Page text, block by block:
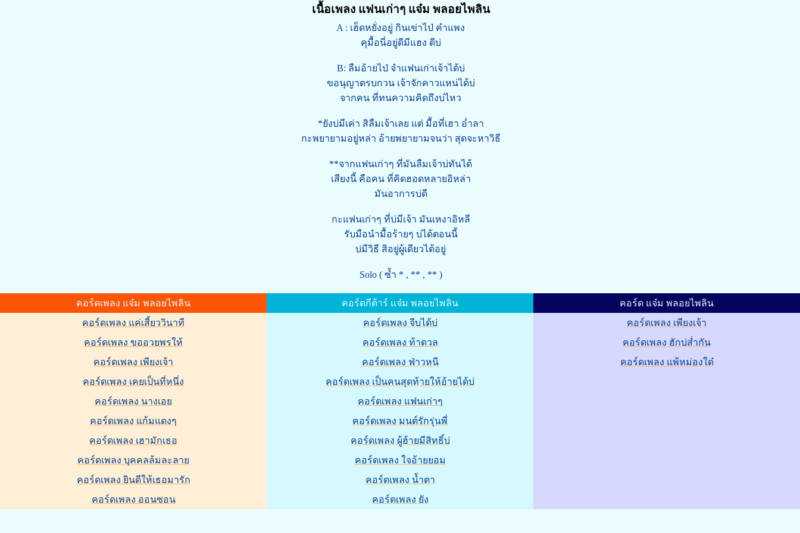
เนื้อเพลง แฟนเก่าๆ แจ๋ม พลอยไพลิน
A : เฮ็ดหยั่งอยู่ กินเข่าไป่ คำแพง
คุมื้อนี่อยู่ดีมีแฮง ดีบ่
B: ลืมอ้ายไป่ จำเเฟนเก่าเจ้าได้บ่
ขอนุญาตรบกวน เจ้าจักคาวแหน่ได้บ่
จากคน ที่ทนความคิดถึงบ่ไหว
*ยังบ่มีเค่า สิลืมเจ้าเลย แต่ มื้อที่เฮา อ่ำลา
กะพยายามอยู่หล่า อ้ายพยายามจนว่า สุดจะหาวิธี
**จากแฟนเก่าๆ ที่มันลืมเจ้าบ่ทันได้
เสียงนี้ คือคน ที่คิดฮอดหลายอิหล่า
มันอาการบ่ดี
กะแฟนเก่าๆ ที่บ่มีเจ้า มันเหงาอิหลี
รับมือนำมื้อร้ายๆ บ่ได้ตอนนี้
บ่มีวิธี สิอยู่ผู้เดียวได้อยู่
Solo ( ซ้ำ * , ** , ** )
คอร์ดเพลง แจ๋ม พลอยไพลิน
คอร์ดเพลง แค่เสี้ยววินาที
คอร์ดเพลง ขออวยพรให้
คอร์ดเพลง เพียงเจ้า
คอร์ดเพลง เคยเป็นที่หนึ่ง
คอร์ดเพลง นางเอย
คอร์ดเพลง แก้มแดงๆ
คอร์ดเพลง เฮามักเธอ
คอร์ดเพลง บุคคลล้มละลาย
คอร์ดเพลง ยินดีให้เธอมารัก
คอร์ดเพลง ออนซอน
คอร์ดกีต้าร์ แจ๋ม พลอยไพลิน
คอร์ดเพลง จีบได้บ่
คอร์ดเพลง ท้าดวล
คอร์ดเพลง ฟ่าวหนี
คอร์ดเพลง เป็นคนสุดท้ายให้อ้ายได้บ่
คอร์ดเพลง แฟนเก่าๆ
คอร์ดเพลง มนต์รักรุ่นพี่
คอร์ดเพลง ผู้ฮ้ายมีสิทธิ์บ่
คอร์ดเพลง ใจอ้ายยอม
คอร์ดเพลง น้ำตา
คอร์ดเพลง ยัง
คอร์ด แจ๋ม พลอยไพลิน
คอร์ดเพลง เพียงเจ้า
คอร์ดเพลง ฮักบ่ส่ำกัน
คอร์ดเพลง แพ้หม่องใด๋